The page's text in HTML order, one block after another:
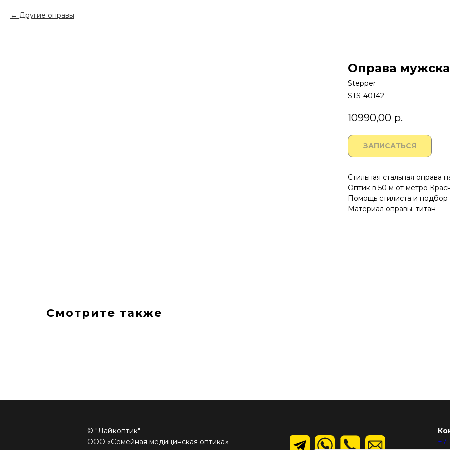
Другие оправы
Оправа
Stepper
STS-40142
10990,00 р.
ЗАПИСАТЬСЯ
Стильная стальная оправа
Оптик в 50 м от метро
Помощь стилиста и подбор
Материал оправы: титан
Смотрите также
© "Лайкоптик"
ООО «Семейная медицинская оптика»
+7